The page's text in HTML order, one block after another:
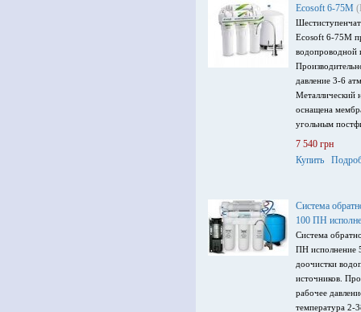
Ecosoft 6-75M
Ecosoft 6-75М
водопроводной
давление 3-6
Металлический
оснащена
угольным
воды,
краном для
7 540 грн
Купить
Система
100 ПН
Система
ПН исполнение
доочистки
источников.
рабочее
температура 2-